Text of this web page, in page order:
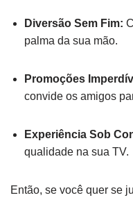
Diversão Sem Fim:
palma da sua mão.
Promoções
convide os amigos
Experiência Sob
qualidade na sua TV.
Então, se você quer se